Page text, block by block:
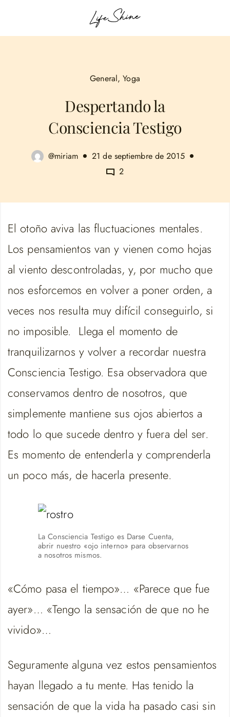
General,Yoga
Despertando la
Consciencia Testigo
@miriam
21 de septiembre de 2015
2
El otoño aviva las fluctuaciones mentales.
Los pensamientos van y vienen como hojas
al viento descontroladas, y, por mucho que
nos esforcemos en volver a poner orden, a
veces nos resulta muy difícil conseguirlo, si
no imposible. Llega el momento de
tranquilizarnos y volver a recordar nuestra
Consciencia Testigo. Esa observadora que
conservamos dentro de nosotros, que
simplemente mantiene sus ojos abiertos a
todo lo que sucede dentro y fuera del ser.
Es momento de entenderla y comprenderla
un poco más, de hacerla presente.
La Consciencia Testigo es Darse Cuenta,
abrir nuestro «ojo interno» para observarnos
a nosotros mismos.
«Cómo pasa el tiempo»… «Parece que fue
ayer»… «Tengo la sensación de que no he
vivido»…
Seguramente alguna vez estos pensamientos
hayan llegado a tu mente. Has tenido la
sensación de que la vida ha pasado casi sin